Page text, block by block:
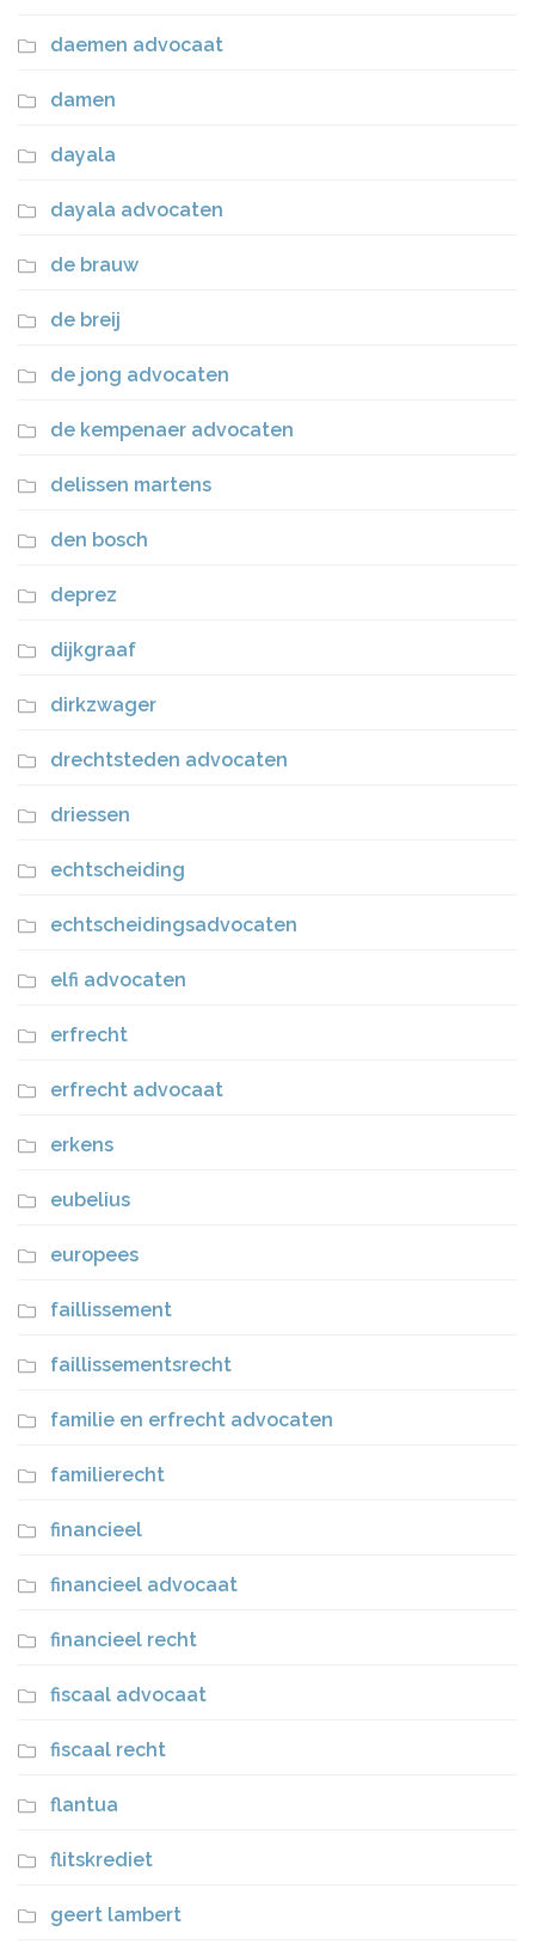
daemen advocaat
damen
dayala
dayala advocaten
de brauw
de breij
de jong advocaten
de kempenaer advocaten
delissen martens
den bosch
deprez
dijkgraaf
dirkzwager
drechtsteden advocaten
driessen
echtscheiding
echtscheidingsadvocaten
elfi advocaten
erfrecht
erfrecht advocaat
erkens
eubelius
europees
faillissement
faillissementsrecht
familie en erfrecht advocaten
familierecht
financieel
financieel advocaat
financieel recht
fiscaal advocaat
fiscaal recht
flantua
flitskrediet
geert lambert